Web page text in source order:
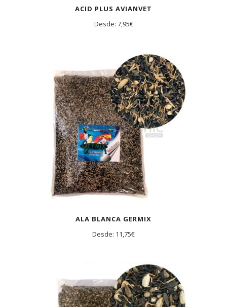
ACID PLUS AVIANVET
Desde: 7,95€
ALA BLANCA GERMIX
Desde: 11,75€